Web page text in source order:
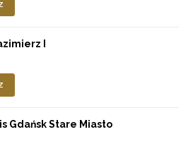
I
Gdańsk Stare Miasto